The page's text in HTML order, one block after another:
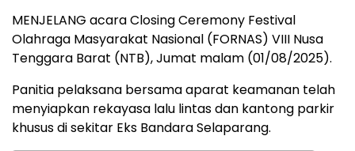
MENJELANG acara Closing Ceremony Festival
Olahraga Masyarakat Nasional (FORNAS) VIII Nusa
Tenggara Barat (NTB), Jumat malam (01/08/2025).
Panitia pelaksana bersama aparat keamanan telah
menyiapkan rekayasa lalu lintas dan kantong parkir
khusus di sekitar Eks Bandara Selaparang.